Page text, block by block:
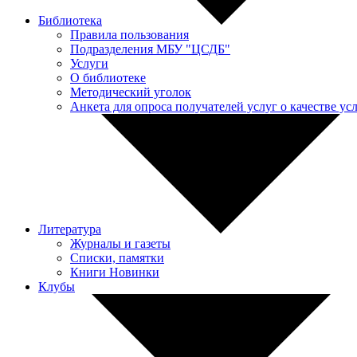
Библиотека
Правила пользования
Подразделения МБУ "ЦСДБ"
Услуги
О библиотеке
Методический уголок
Анкета для опроса получателей услуг о качестве
Литература
Журналы и газеты
Списки, памятки
Книги Новинки
Клубы